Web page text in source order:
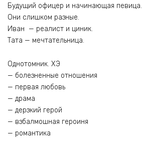
Будущий офицер и начинающая певица.
Они слишком разные.
Иван — реалист и циник.
Тата — мечтательница.
Однотомник. ХЭ
— болезненные отношения
— первая любовь
— драма
— дерзкий герой
— взбалмошная героиня
— романтика